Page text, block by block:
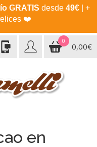
GRATIS desde 49€| +
❤️
0
0,00€
en